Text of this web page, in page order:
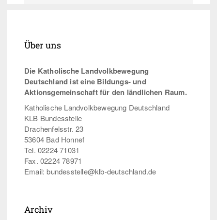
Über uns
Die Katholische Landvolkbewegung
Deutschland ist eine Bildungs- und
Aktionsgemeinschaft für den ländlichen Raum.
Katholische Landvolkbewegung Deutschland
KLB Bundesstelle
Drachenfelsstr. 23
53604 Bad Honnef
Tel. 02224 71031
Fax. 02224 78971
Email: bundesstelle@klb-deutschland.de
Archiv